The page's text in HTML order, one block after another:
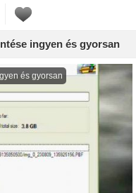
ingyen és gyorsan